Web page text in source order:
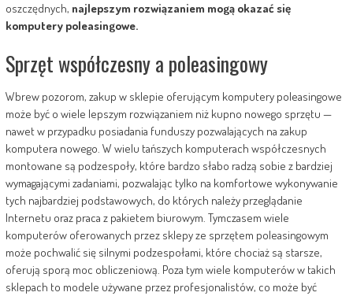
oszczędnych, najlepszym rozwiązaniem mogą okazać się
komputery poleasingowe.
Sprzęt współczesny a poleasingowy
Wbrew pozorom, zakup w sklepie oferującym komputery poleasingowe
może być o wiele lepszym rozwiązaniem niż kupno nowego sprzętu —
nawet w przypadku posiadania funduszy pozwalających na zakup
komputera nowego. W wielu tańszych komputerach współczesnych
montowane są podzespoły, które bardzo słabo radzą sobie z bardziej
wymagającymi zadaniami, pozwalając tylko na komfortowe wykonywanie
tych najbardziej podstawowych, do których należy przeglądanie
Internetu oraz praca z pakietem biurowym. Tymczasem wiele
komputerów oferowanych przez sklepy ze sprzętem poleasingowym
może pochwalić się silnymi podzespołami, które chociaż są starsze,
oferują sporą moc obliczeniową. Poza tym wiele komputerów w takich
sklepach to modele używane przez profesjonalistów, co może być